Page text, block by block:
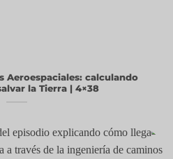
Aeroespaciales: calculando
la Tierra | 4×38